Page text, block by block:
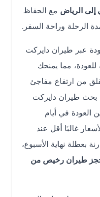
مع الحفاظ
وراحة السفر.
طيران دايركت
مما يمنحك
ارتفاع مفاجئ
دايركت
في أيام
أقل عند
نهاية الأسبوع،
رخيص من